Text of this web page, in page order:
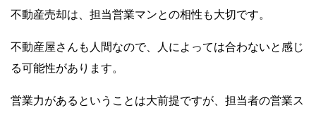
不動産売却は、担当営業マンとの相性も大切です。
不動産屋さんも人間なので、人によっては合わないと感じ
る可能性があります。
営業力があるということは大前提ですが、担当者の営業ス